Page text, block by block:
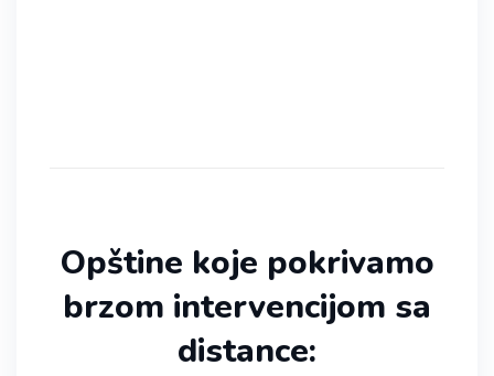
Opštine koje pokrivamo
brzom intervencijom sa
distance: